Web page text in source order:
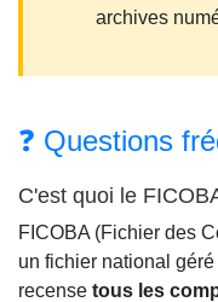
archives
❓ Questions
C'est quoi le
FICOBA (Fichier des
un fichier national
recense tous les